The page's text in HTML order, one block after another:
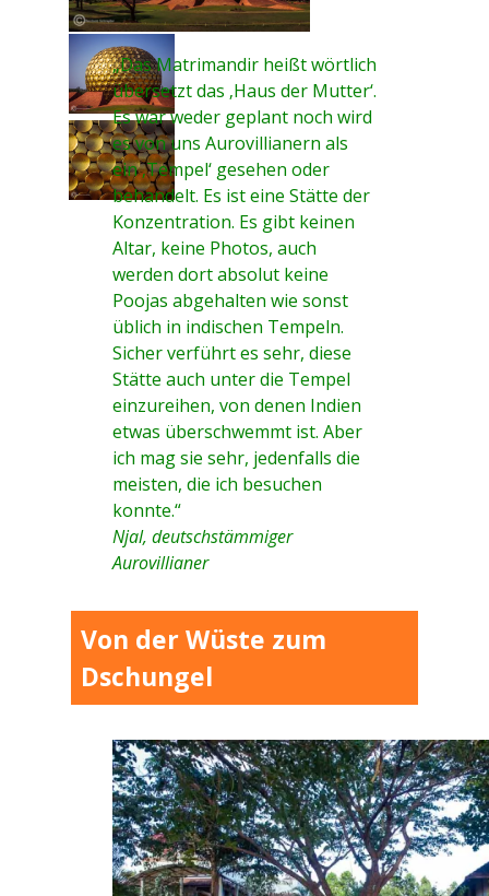
„Das Matrimandir heißt wörtlich
übersetzt das ‚Haus der Mutter‘.
Es war weder geplant noch wird
es von uns Aurovillianern als
ein ‚Tempel‘ gesehen oder
behandelt. Es ist eine Stätte der
Konzentration. Es gibt keinen
Altar, keine Photos, auch
werden dort absolut keine
Poojas abgehalten wie sonst
üblich in indischen Tempeln.
Sicher verführt es sehr, diese
Stätte auch unter die Tempel
einzureihen, von denen Indien
etwas überschwemmt ist. Aber
ich mag sie sehr, jedenfalls die
meisten, die ich besuchen
konnte.“
Njal, deutschstämmiger
Aurovillianer
Von der Wüste zum
Dschungel